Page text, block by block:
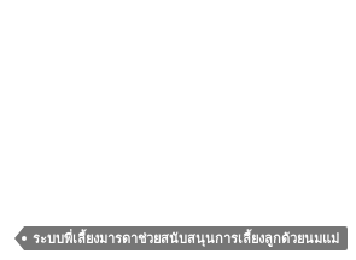
ระบบพี่เลี้ยงมารดาช่วยสนับสนุนการเลี้ยงลูกด้วยนมแม่